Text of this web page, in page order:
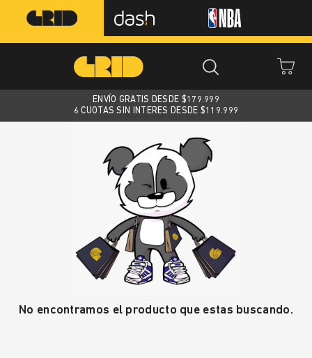
ENVÍO GRATIS DESDE $179.999
6 CUOTAS SIN INTERES DESDE $119.999
No encontramos el producto que estas buscando.